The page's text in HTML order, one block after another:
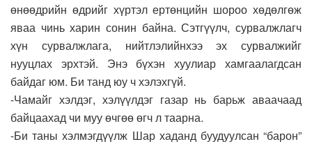
өнөөдрийн өдрийг хүртэл ертөнцийн шороо хөдөлгөж
яваа чинь харин сонин байна. Сэтгүүлч, сурвалжлагч
хүн сурвалжлага, нийтлэлийнхээ эх сурвалжийг
нууцлах эрхтэй. Энэ бүхэн хуулиар хамгаалагдсан
байдаг юм. Би танд юу ч хэлэхгүй.
-Чамайг хэлдэг, хэлүүлдэг газар нь барьж аваачаад
байцаахад чи муу өчгөө өгч л таарна.
-Би таны хэлмэгдүүлж Шар хаданд буудуулсан “барон”